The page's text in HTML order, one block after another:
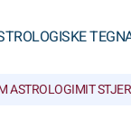
TEGN
ASTROLOGIMIT